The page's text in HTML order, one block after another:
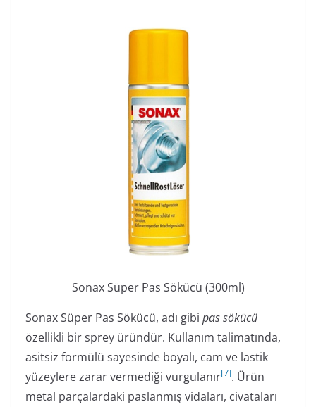
Sonax Süper Pas Sökücü (300ml)
Sonax Süper Pas Sökücü, adı gibi pas sökücü
özellikli bir sprey üründür. Kullanım talimatında,
asitsiz formülü sayesinde boyalı, cam ve lastik
yüzeylere zarar vermediği vurgulanır[7]. Ürün
metal parçalardaki paslanmış vidaları, civataları